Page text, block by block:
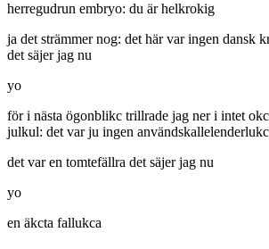
herregudrun embryo: du är helkrokig
ja det strämmer nog: det här var ingen dansk
det säjer jag nu
yo
för i nästa ögonblikc trillrade jag ner i intet
julkul: det var ju ingen
det var en tomtefällra det säjer jag nu
yo
en äkcta fallukca